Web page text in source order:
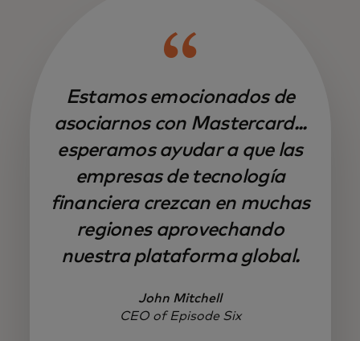
Estamos emocionados de
asociarnos con Mastercard...
esperamos ayudar a que las
empresas de tecnología
financiera crezcan en muchas
regiones aprovechando
nuestra plataforma global.
John Mitchell
CEO of Episode Six